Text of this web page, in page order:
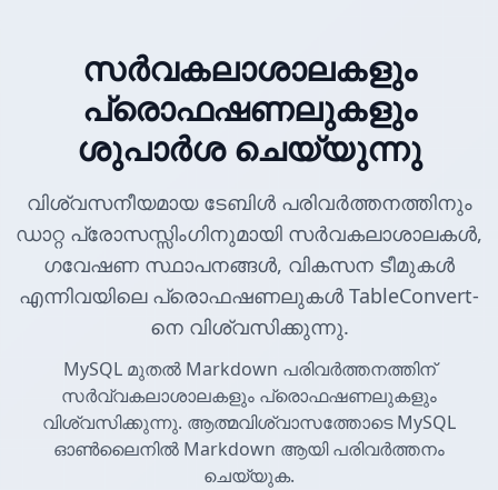
സർവകലാശാലകളും
പ്രൊഫഷണലുകളും
ശുപാർശ ചെയ്യുന്നു
വിശ്വസനീയമായ ടേബിൾ പരിവർത്തനത്തിനും
ഡാറ്റ പ്രോസസ്സിംഗിനുമായി സർവകലാശാലകൾ,
ഗവേഷണ സ്ഥാപനങ്ങൾ, വികസന ടീമുകൾ
എന്നിവയിലെ പ്രൊഫഷണലുകൾ TableConvert-
നെ വിശ്വസിക്കുന്നു.
MySQL മുതൽ Markdown പരിവർത്തനത്തിന്
സർവ്വകലാശാലകളും പ്രൊഫഷണലുകളും
വിശ്വസിക്കുന്നു. ആത്മവിശ്വാസത്തോടെ MySQL
ഓൺലൈനിൽ Markdown ആയി പരിവർത്തനം
ചെയ്യുക.